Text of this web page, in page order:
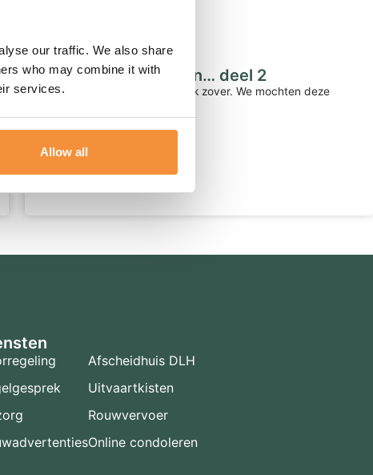
our traffic. We also share
who may combine it with
services.
Allow all
De vogel is gevlogen… deel 2
Vandaag was het dan eindelijk zover. We mochten deze
Afscheidhuis DLH
Uitvaartkisten
Rouwvervoer
Online condoleren